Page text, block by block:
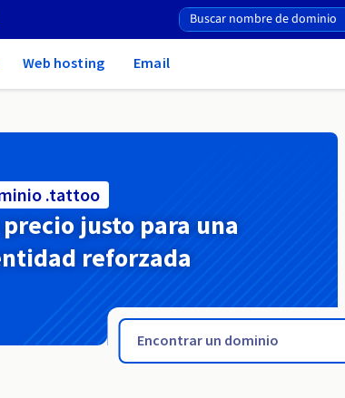
Web hosting Email
.tattoo
precio justo para una
reforzada